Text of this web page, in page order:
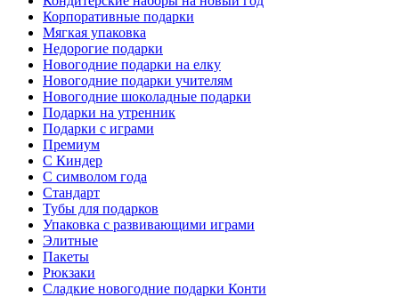
Корпоративные подарки
Мягкая упаковка
Недорогие подарки
Новогодние подарки на елку
Новогодние подарки учителям
Новогодние шоколадные подарки
Подарки на утренник
Подарки с играми
Премиум
С Киндер
С символом года
Стандарт
Тубы для подарков
Упаковка с развивающими играми
Элитные
Пакеты
Рюкзаки
Сладкие новогодние подарки Конти